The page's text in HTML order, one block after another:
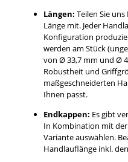
Längen: Teilen Sie
Länge mit. Jeder
Konfiguration
werden am Stück
von Ø 33,7 mm und Ø
Robustheit und
maßgeschneiderten
Ihnen passt.
Endkappen: Es gibt
In Kombination mit
Variante auswählen.
Handlauflänge inkl.